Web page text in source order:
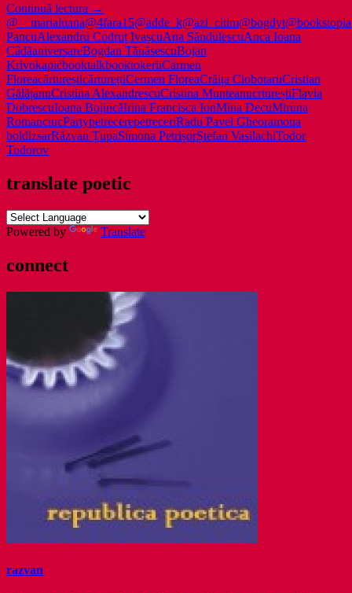
Continuă lectura Cărturești
sărbătorește
la
Timișoara,
București
ș
în
toată
țara
→
@__marialuana@4fara15@adde_k@azi_citim@bogdyt@bookstopia
PancuAlexandru Codruț IvașcuAna SăndulescuAnca Ioana
CâdăaniversareBogdan TănăsescuBojan
KrivokapićbooktalkbooktokeriiCarmen
FloreacărtureșticărturețtiCermen FloreaCrăița CiobotaruCristian
GălățanuCristina AlexandrescuCristina MunteanucrtureștiFlavia
DobrescuIoana BojincăIrina Francisca IonMina DecuMiruna
RomanciucPartypetrecerepetreceriRadu Pavel Gheoramona
boldizsarRăzvan ȚupaSimona PetrișorȘtefan VasilachiTodor
Todorov
translate poetic
Powered by Translate
connect
razvan